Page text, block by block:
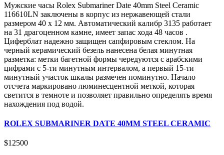
Мужские часы Rolex Submariner Date 40mm Steel Ceramic
116610LN заключены в корпус из нержавеющей стали
размером 40 х 12 мм. Автоматический калибр 3135 работает
на 31 драгоценном камне, имеет запас хода 48 часов .
Циферблат надежно защищен сапфировым стеклом. На
черный керамический безель нанесена белая минутная
разметка: метки багетной формы чередуются с арабскими
цифрами с 5-ти минутным интервалом, а первый 15-ти
минутный участок шкалы размечен поминутно. Начало
отсчета маркировано люминесцентной меткой, которая
светится в темноте и позволяет правильно определять время
нахождения под водой.
ROLEX SUBMARINER DATE 40MM STEEL CERAMIC
$12500